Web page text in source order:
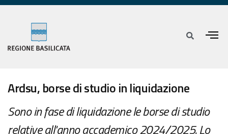
Ardsu, borse di studio in liquidazione
Sono in fase di liquidazione le borse di studio
relative all'anno accademico 2024/2025. Lo